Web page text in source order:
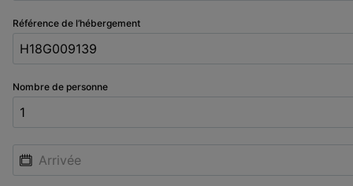
Référence de l’hébergement
Nombre de personne